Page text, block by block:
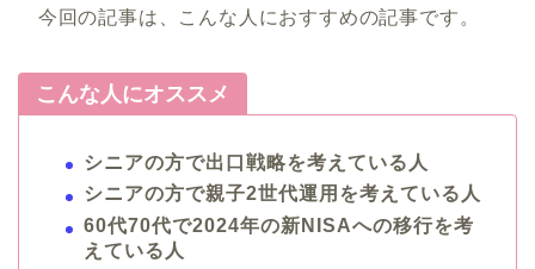
今回の記事は、こんな人におすすめの記事です。
こんな人にオススメ
シニアの方で出口戦略を考えている人
シニアの方で親子2世代運用を考えている人
60代70代で2024年の新NISAへの移行を考
えている人